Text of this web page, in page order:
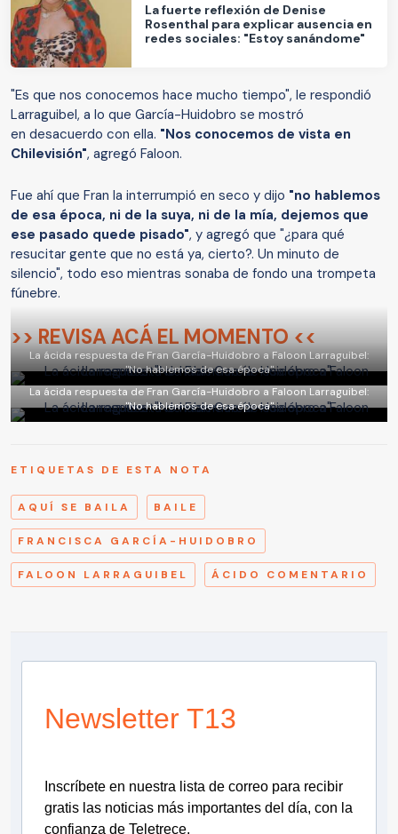
La fuerte reflexión de Denise
Rosenthal para explicar ausencia en
redes sociales: "Estoy sanándome"
"Es que nos conocemos hace mucho tiempo", le respondió
Larraguibel, a lo que García-Huidobro se mostró
en desacuerdo con ella. "Nos conocemos de vista en
Chilevisión", agregó Faloon.
Fue ahí que Fran la interrumpió en seco y dijo "no hablemos
de esa época, ni de la suya, ni de la mía, dejemos que
ese pasado quede pisado", y agregó que "¿para qué
resucitar gente que no está ya, cierto?. Un minuto de
silencio", todo eso mientras sonaba de fondo una trompeta
fúnebre.
>> REVISA ACÁ EL MOMENTO <<
La ácida respuesta de Fran García-Huidobro a Faloon Larraguibel:
"No hablemos de esa época"
La ácida respuesta de Fran García-Huidobro a Faloon Larraguibel:
"No hablemos de esa época"
ETIQUETAS DE ESTA NOTA
AQUÍ SE BAILA BAILE
FRANCISCA GARCÍA-HUIDOBRO
FALOON LARRAGUIBEL ÁCIDO COMENTARIO
Newsletter T13
Inscríbete en nuestra lista de correo para recibir
gratis las noticias más importantes del día, con la
confianza de Teletrece.